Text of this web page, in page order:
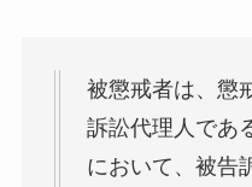
被懲戒者は、懲
訴訟代理人であ
において、被告